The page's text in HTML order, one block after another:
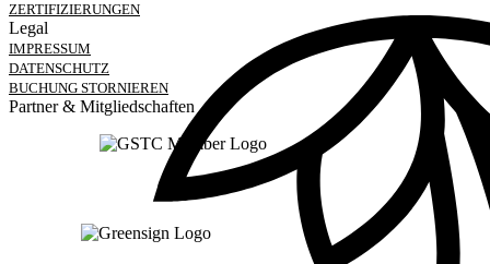
ZERTIFIZIERUNGEN
Legal
IMPRESSUM
DATENSCHUTZ
BUCHUNG STORNIEREN
Partner & Mitgliedschaften